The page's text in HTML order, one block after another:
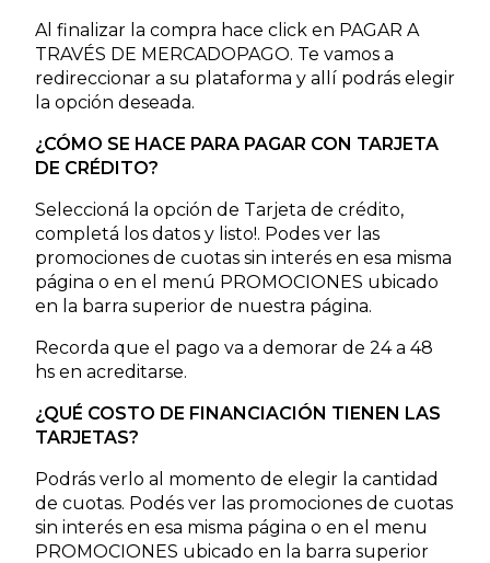
Al finalizar la compra hace click en PAGAR A
TRAVÉS DE MERCADOPAGO. Te vamos a
redireccionar a su plataforma y allí podrás elegir
la opción deseada.
¿CÓMO SE HACE PARA PAGAR CON TARJETA
DE CRÉDITO?
Seleccioná la opción de Tarjeta de crédito,
completá los datos y listo!. Podes ver las
promociones de cuotas sin interés en esa misma
página o en el menú PROMOCIONES ubicado
en la barra superior de nuestra página.
Recorda que el pago va a demorar de 24 a 48
hs en acreditarse.
¿QUÉ COSTO DE FINANCIACIÓN TIENEN LAS
TARJETAS?
Podrás verlo al momento de elegir la cantidad
de cuotas. Podés ver las promociones de cuotas
sin interés en esa misma página o en el menu
PROMOCIONES ubicado en la barra superior